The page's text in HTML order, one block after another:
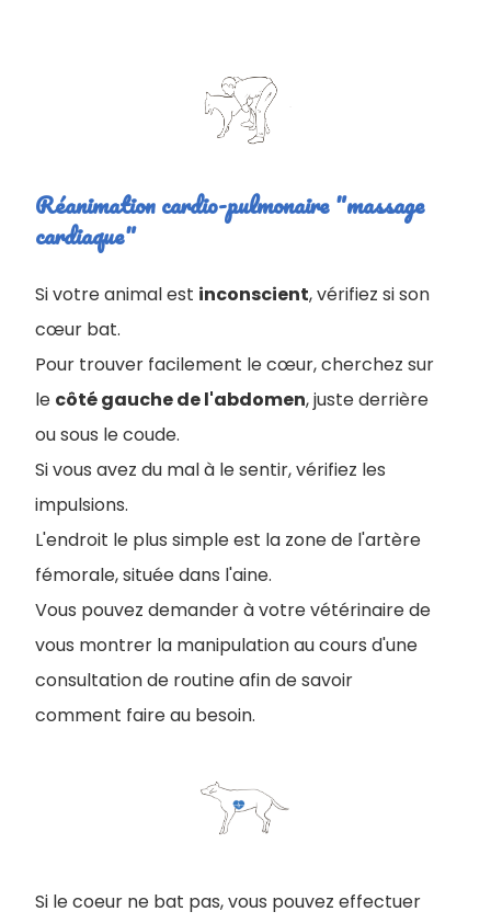
Réanimation cardio-pulmonaire "massage
cardiaque"
Si votre animal est inconscient, vérifiez si son
cœur bat.
Pour trouver facilement le cœur, cherchez sur
le côté gauche de l'abdomen, juste derrière
ou sous le coude.
Si vous avez du mal à le sentir, vérifiez les
impulsions.
L'endroit le plus simple est la zone de l'artère
fémorale, située dans l'aine.
Vous pouvez demander à votre vétérinaire de
vous montrer la manipulation au cours d'une
consultation de routine afin de savoir
comment faire au besoin.
Si le coeur ne bat pas, vous pouvez effectuer